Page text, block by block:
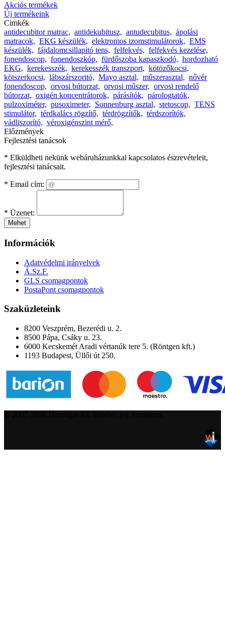
Akciós termékek
Új termékeink
Cimkék
antidecubitor matrac, antidekubitusz, antudecubitus, ápolási
matracok, EKG készülék, elektromos izomstimulátorok, EMS
készülék, fájdalomcsillapitó tens, felfekvés, felfekvés kezelése,
fonendoscop, fonendoszkóp, fürdőszoba kapaszkodó, hordozható
EKG, kerekesszék, kerekesszék transzport, kötözőkocsi,
kötszerkocsi, lábszárszoritó, Mayo asztal, műszerasztal, nővér
fonendoscop, orvosi bútorzat, orvosi műszer, orvosi rendelő
bútorzat, oxigén koncentrátorok, párásítók, párologtatók,
pulzoximéter, pusoximeter, Sonnenburg asztal, stetoscop, TENS
stimulátor, térdkalács rögzítő, térdrögzítők, térdszorítók,
vádliszorító, véroxigénszint mérő,
Előzmények
Fejlesztési tanácsok
* Elküldheti nekünk webáruházunkkal kapcsolatos észrevételeit,
fejlesztési tanácsait.
* Email cím:
* Üzenet:
Mehet
Információk
Adatvédelmi irányelvek
Á.Sz.F.
GLS csomagpontok
PostaPont csomagpontok
Szaküzleteink
8200 Veszprém, Bezerédi u. 2.
8500 Pápa, Csáky u. 23.
6000 Kecskemét Aradi vértanúk tere 5. (Röntgen kft.)
1193 Budapest, Üllői út 250.